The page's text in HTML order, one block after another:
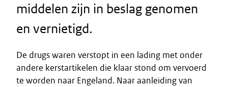
middelen zijn in beslag genomen
en vernietigd.
De drugs waren verstopt in een lading met onder
andere kerstartikelen die klaar stond om vervoerd
te worden naar Engeland. Naar aanleiding van